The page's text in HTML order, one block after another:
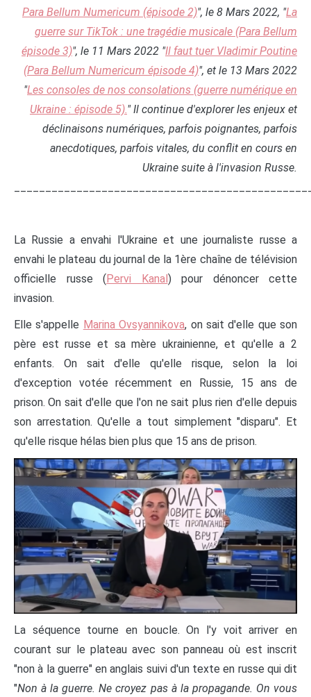
Para Bellum Numericum (épisode 2)", le 8 Mars 2022, "La
guerre sur TikTok : une tragédie musicale (Para Bellum
épisode 3)", le 11 Mars 2022 "Il faut tuer Vladimir Poutine
(Para Bellum Numericum épisode 4)", et le 13 Mars 2022
"Les consoles de nos consolations (guerre numérique en
Ukraine : épisode 5). " Il continue d'explorer les enjeux et
déclinaisons numériques, parfois poignantes, parfois
anecdotiques, parfois vitales, du conflit en cours en
Ukraine suite à l'invasion Russe.
La Russie a envahi l'Ukraine et une journaliste russe a
envahi le plateau du journal de la 1ère chaîne de télévision
officielle russe (Pervi Kanal) pour dénoncer cette
invasion.
Elle s'appelle Marina Ovsyannikova, on sait d'elle que son
père est russe et sa mère ukrainienne, et qu'elle a 2
enfants. On sait d'elle qu'elle risque, selon la loi
d'exception votée récemment en Russie, 15 ans de
prison. On sait d'elle que l'on ne sait plus rien d'elle depuis
son arrestation. Qu'elle a tout simplement "disparu". Et
qu'elle risque hélas bien plus que 15 ans de prison.
La séquence tourne en boucle. On l'y voit arriver en
courant sur le plateau avec son panneau où est inscrit
"non à la guerre" en anglais suivi d'un texte en russe qui dit
"Non à la guerre. Ne croyez pas à la propagande. On vous